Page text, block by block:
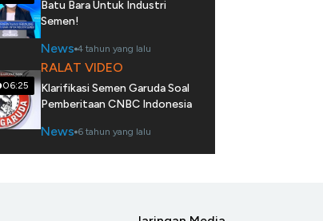
Batu Bara Untuk Industri
Semen!
News 4 tahun yang lalu
06:25
RALAT VIDEO
Klarifikasi Semen Garuda Soal
Pemberitaan CNBC Indonesia
News 6 tahun yang lalu